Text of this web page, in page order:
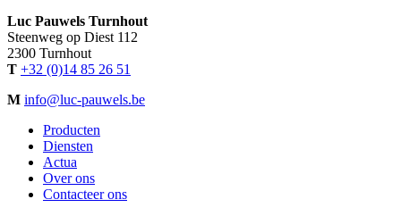
Luc Pauwels Turnhout
Steenweg op Diest 112
2300 Turnhout
T +32 (0)14 85 26 51
M info@luc-pauwels.be
Main
navigation
Producten
Diensten
Actua
Over ons
Contacteer ons